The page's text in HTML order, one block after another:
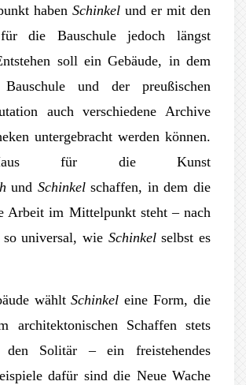
haben Schinkel und er mit den
für die Bauschule jedoch längst
soll ein Gebäude, in dem
und der preußischen
auch verschiedene Archive
untergebracht werden können.
für die Kunst
und Schinkelschaffen, in dem die
Arbeit im Mittelpunkt steht – nach
universal, wie Schinkelselbst es
wähltSchinkel eine Form, die
architektonischen Schaffen stets
den Solitär – ein freistehendes
dafür sind die Neue Wache